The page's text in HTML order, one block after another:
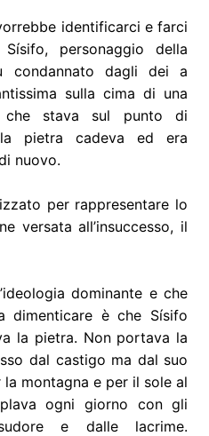
identificarci e farci
personaggio della
condannato dagli dei a
sulla cima di una
che stava sul punto di
pietra cadeva ed era
nuovo.
per rappresentare lo
versata all’insuccesso, il
dominante e che
dimenticare è che Sísifo
la pietra. Non portava la
dal castigo ma dal suo
la montagna e per il sole al
ogni giorno con gli
e dalle lacrime.